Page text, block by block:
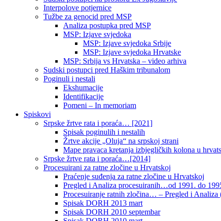
Interpolove potjernice
Tužbe za genocid pred MSP
Analiza postupka pred MSP
MSP: Izjave svjedoka
MSP: Izjave svjedoka Srbije
MSP: Izjave svjedoka Hrvatske
MSP: Srbija vs Hrvatska – video arhiva
Sudski postupci pred Haškim tribunalom
Poginuli i nestali
Ekshumacije
Identifikacije
Pomeni – In memoriam
Spiskovi
Srpske žrtve rata i poraća… [2021]
Spisak poginulih i nestalih
Žrtve akcije „Oluja“ na srpskoj strani
Mape pravaca kretanja izbjegličkih kolona u
Srpske žrtve rata i poraća…[2014]
Procesuirani za ratne zločine u Hrvatskoj
Praćenje suđenja za ratne zločine u Hrvatskoj
Pregled i Analiza procesuiranih…od 1991. do
Procesuiranje ratnih zločina… – Pregled i Analiza
Spisak DORH 2013 mart
Spisak DORH 2010 septembar